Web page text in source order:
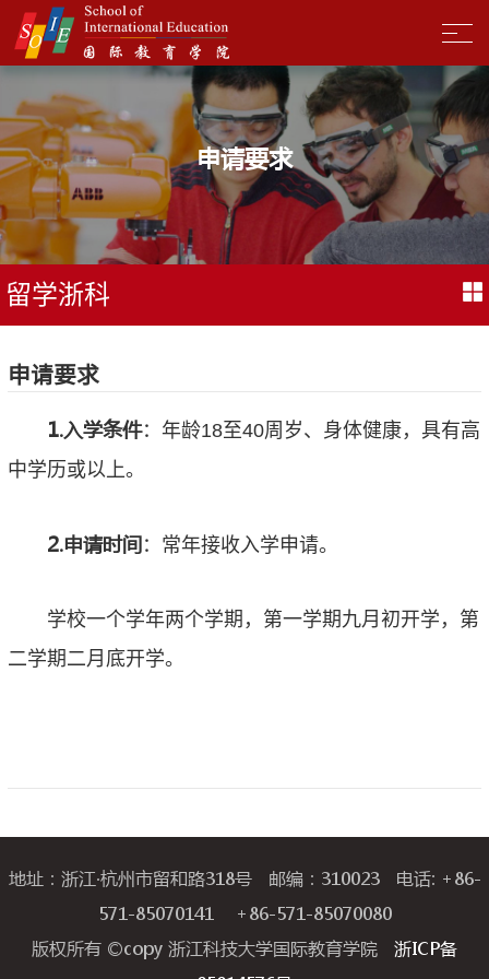
申请要求
留学浙科
申请要求
1.入学条件：年龄18至40周岁、身体健康，具有高
中学历或以上。
2.申请时间：常年接收入学申请。
学校一个学年两个学期，第一学期九月初开学，第
二学期二月底开学。
地址：浙江·杭州市留和路318号 邮编：310023 电话: +86-
571-85070141 +86-571-85070080
版权所有 ©copy 浙江科技大学国际教育学院 浙ICP备